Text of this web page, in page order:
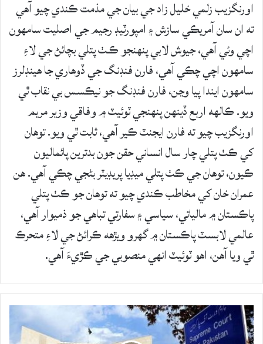
اورنگزيب زلمي خليل زاد جي بيان جي مذمت ڪندي چيو آهي
ته ان سان آمريڪي سازش ۽ امپورٽيڊ رجيم جي اصليت سامهون
اچي وئي آهي، جيوش لابي پنهنجو ڪـٺ پتلي بچائڻ جي لاءِ
سامهون اچي چڪي آهي، فارن فنڊنگ جي ڏوهاري جا هينڊلرز
سامهون ايندا پيا وڃن، فارن فنڊنگ جو نيڪسس بي نقاب ٿي
ويو. ڪالهه اربع ڏينهن پنهنجي ٽوئيٽ ۾ وفاقي وزير مريم
اورنگزيب چيو ته فارن ايجنٽ ڪير آهي، ثابت ٿي ويو. توهان
کي ڪٺ پتلي چار سال انساني حقن جون بدترين پائماليون
ڪيون، توهان جي ڪٺ پتلي ميڊيا پريڊيٽر بڻجي چڪي آهي. هن
عمران خان کي مخاطب ڪندي چيو ته توهان جو ڪٺ پتلي
پاڪستان ۾ مالياتي، سياسي ۽ سفارتي تباهي جو ذميوار آهي،
عالمي لابسٽ پاڪستان ۾ گهرو ويڙهه ڪرائڻ جي لاءِ متحرڪ
ٿي ويا آهن، اهو ٽوئيٽ انهي منصوبي جي ڪڙيءَ آهي.